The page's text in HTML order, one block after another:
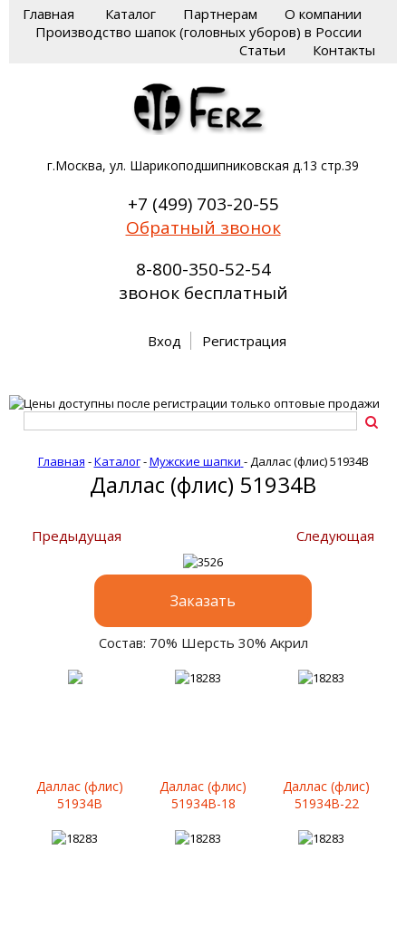
Главная Каталог Партнерам
О компании
Производство шапок (головных уборов) в России
Статьи
Контакты
г.Москва, ул. Шарикоподшипниковская д.13 стр.39
+7 (499) 703-20-55
Обратный звонок
8-800-350-52-54
звонок бесплатный
Вход Регистрация
Главная -Каталог-Мужские шапки -Даллас (флис) 51934B
Даллас (флис) 51934B
Предыдущая Следующая
Заказать
Состав: 70% Шерсть 30% Акрил
Даллас (флис)
51934B
Даллас (флис)
51934B-18
Даллас (флис)
51934B-22